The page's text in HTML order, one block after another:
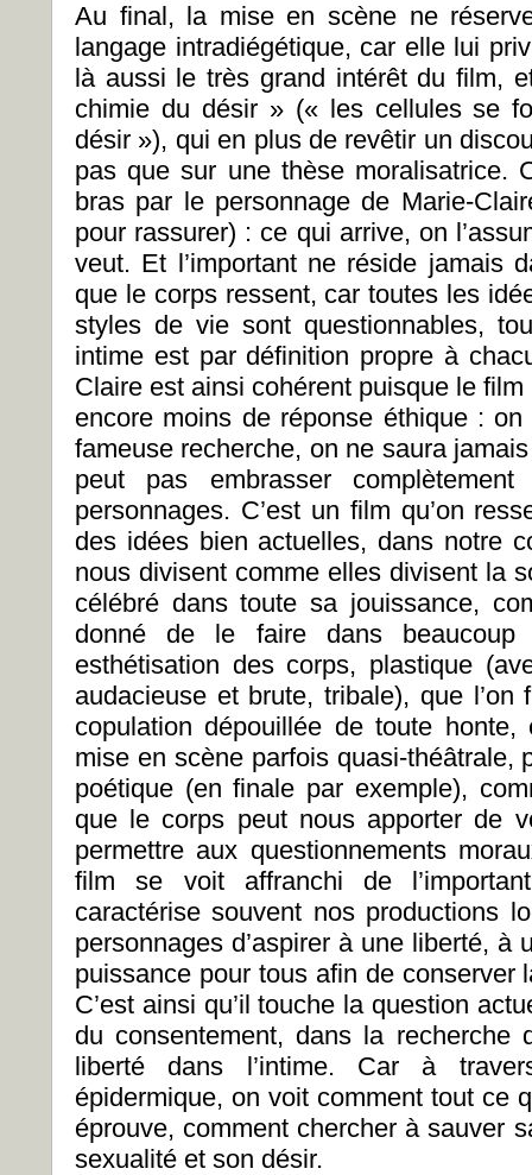
Au final, la mise en scène ne
langage intradiégétique, car elle lui
là aussi le très grand intérêt du film,
chimie du désir » (« les cellules se
désir »), qui en plus de revêtir un
pas que sur une thèse moralisatrice.
bras par le personnage de Marie-
pour rassurer) : ce qui arrive, on
veut. Et l’important ne réside jamais
que le corps ressent, car toutes les
styles de vie sont questionnables,
intime est par définition propre à
Claire est ainsi cohérent puisque le
encore moins de réponse éthique :
fameuse recherche, on ne saura
peut pas embrasser
personnages. C’est un film qu’on
des idées bien actuelles, dans notre
nous divisent comme elles divisent la
célébré dans toute sa jouissance,
donné de le faire dans beaucoup
esthétisation des corps, plastique
audacieuse et brute, tribale), que
copulation dépouillée de toute
mise en scène parfois quasi-théâtrale,
poétique (en finale par exemple),
que le corps peut nous apporter de
permettre aux questionnements
film se voit affranchi de
caractérise souvent nos productions
personnages d’aspirer à une liberté, à
puissance pour tous afin de conserver
C’est ainsi qu’il touche la question
du consentement, dans la recherche
liberté dans l’intime. Car à
épidermique, on voit comment tout ce
éprouve, comment chercher à sauver
sexualité et son désir.